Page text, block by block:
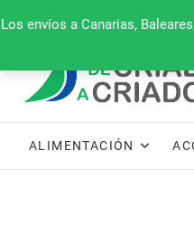
Los envíos a Canarias,
al
660 079 911
ALIMENTACIÓN